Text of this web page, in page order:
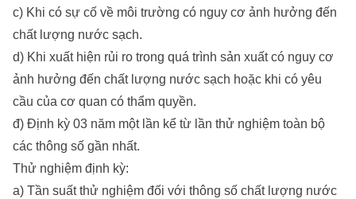
c) Khi có sự cố về môi trường có nguy cơ ảnh hưởng đến
chất lượng nước sạch.
d) Khi xuất hiện rủi ro trong quá trình sản xuất có nguy cơ
ảnh hưởng đến chất lượng nước sạch hoặc khi có yêu
cầu của cơ quan có thẩm quyền.
đ) Định kỳ 03 năm một lần kể từ lần thử nghiệm toàn bộ
các thông số gần nhất.
Thử nghiệm định kỳ:
a) Tần suất thử nghiệm đối với thông số chất lượng nước